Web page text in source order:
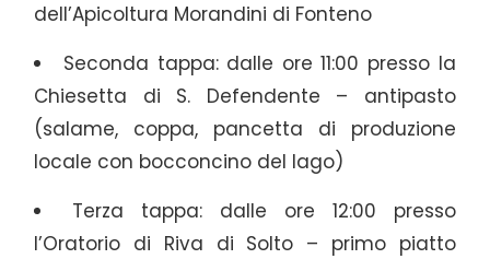
dell’Apicoltura Morandini di Fonteno
Seconda tappa: dalle ore 11:00 presso la
Chiesetta di S. Defendente – antipasto
(salame, coppa, pancetta di produzione
locale con bocconcino del lago)
Terza tappa: dalle ore 12:00 presso
l’Oratorio di Riva di Solto – primo piatto